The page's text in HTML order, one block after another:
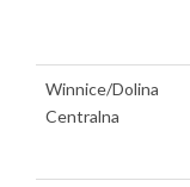
Winnice/Dolina
Centralna